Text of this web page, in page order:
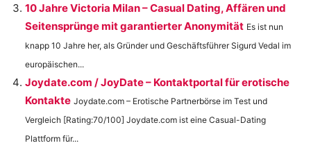
10 Jahre Victoria Milan – Casual Dating, Affären und
Seitensprünge mit garantierter Anonymität Es ist nun
knapp 10 Jahre her, als Gründer und Geschäftsführer Sigurd Vedal im
europäischen...
Joydate.com / JoyDate – Kontaktportal für erotische
Kontakte Joydate.com – Erotische Partnerbörse im Test und
Vergleich [Rating:70/100] Joydate.com ist eine Casual-Dating
Plattform für...